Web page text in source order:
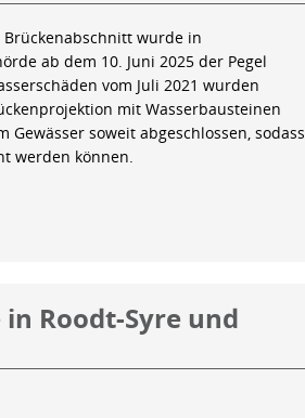
wurde in
ab dem 10. Juni 2025 der Pegel
vom Juli 2021 wurden
mit Wasserbausteinen
soweit abgeschlossen, sodass
werden können.
in Roodt-Syre und